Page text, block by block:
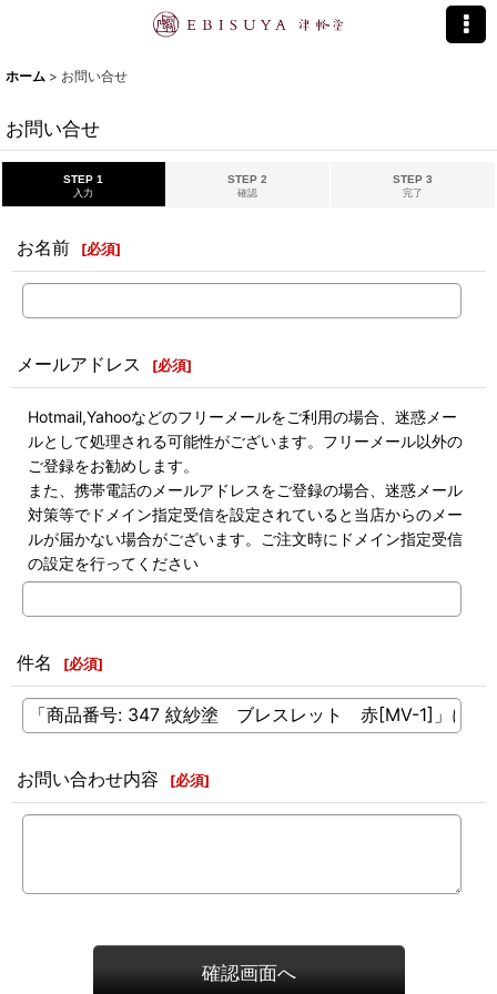
ホーム > お問い合せ
お問い合せ
STEP 1
入力
STEP 2
確認
STEP 3
完了
お名前 [必須]
メールアドレス [必須]
Hotmail,Yahooなどのフリーメールをご利用の場合、迷惑メー
ルとして処理される可能性がございます。フリーメール以外の
ご登録をお勧めします。
また、携帯電話のメールアドレスをご登録の場合、迷惑メール
対策等でドメイン指定受信を設定されていると当店からのメー
ルが届かない場合がございます。ご注文時にドメイン指定受信
の設定を行ってください
件名 [必須]
お問い合わせ内容 [必須]
確認画面へ